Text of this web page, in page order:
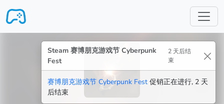
Steam 赛博朋克游戏节 Cyberpunk
Fest
2 天后结
束
赛博朋克游戏节 Cyberpunk Fest 促销正在进行, 2 天
后结束